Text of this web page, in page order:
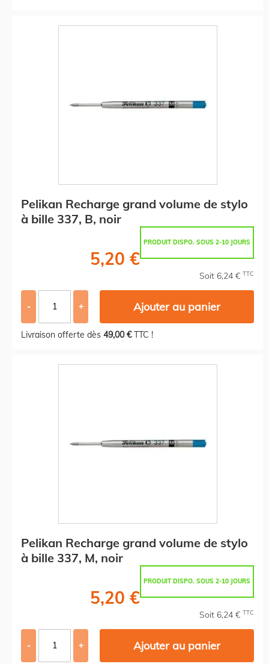
Pelikan Recharge grand volume de stylo
à bille 337, B, noir
PRODUIT DISPO. SOUS 2-10 JOURS
5,20 €
Soit 6,24 € TTC
- + Ajouter au panier
Livraison offerte dès 49,00 €TTC !
Pelikan Recharge grand volume de stylo
à bille 337, M, noir
PRODUIT DISPO. SOUS 2-10 JOURS
5,20 €
Soit 6,24 € TTC
- + Ajouter au panier